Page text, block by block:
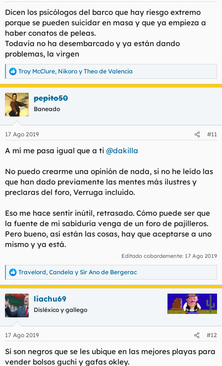
Dicen los psicólogos del barco que hay riesgo extremo
porque se pueden suicidar en masa y que ya empieza a
haber conatos de peleas.
Todavía no ha desembarcado y ya están dando
problemas, la virgen
R
e
a
c
c
i
e
:
Troy McClure, Nikoro y Theo de Valencia
pepito50
Baneado
17 Ago 2019 #11
A mí me pasa igual que a ti @dakilla
No puedo crearme una opinión de nada, si no he leído las
que han dado previamente las mentes más ilustres y
preclaras del foro, Verruga incluido.
Eso me hace sentir inútil, retrasado. Cómo puede ser que
la fuente de mi sabiduría venga de un foro de pajilleros.
Pero bueno, así están las cosas, hay que aceptarse a uno
mismo y ya está.
Editado cobardemente: 17 Ago 2019
R
e
a
c
c
e
s
:
Travelord, Candela y Sir Ano de Bergerac
liachu69
Disléxico y gallego
17 Ago 2019 #12
Si son negros que se les ubique en las mejores playas para
vender bolsos guchi y gafas okley.